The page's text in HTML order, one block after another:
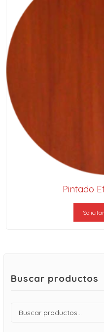
Pintado
Buscar productos
Buscar